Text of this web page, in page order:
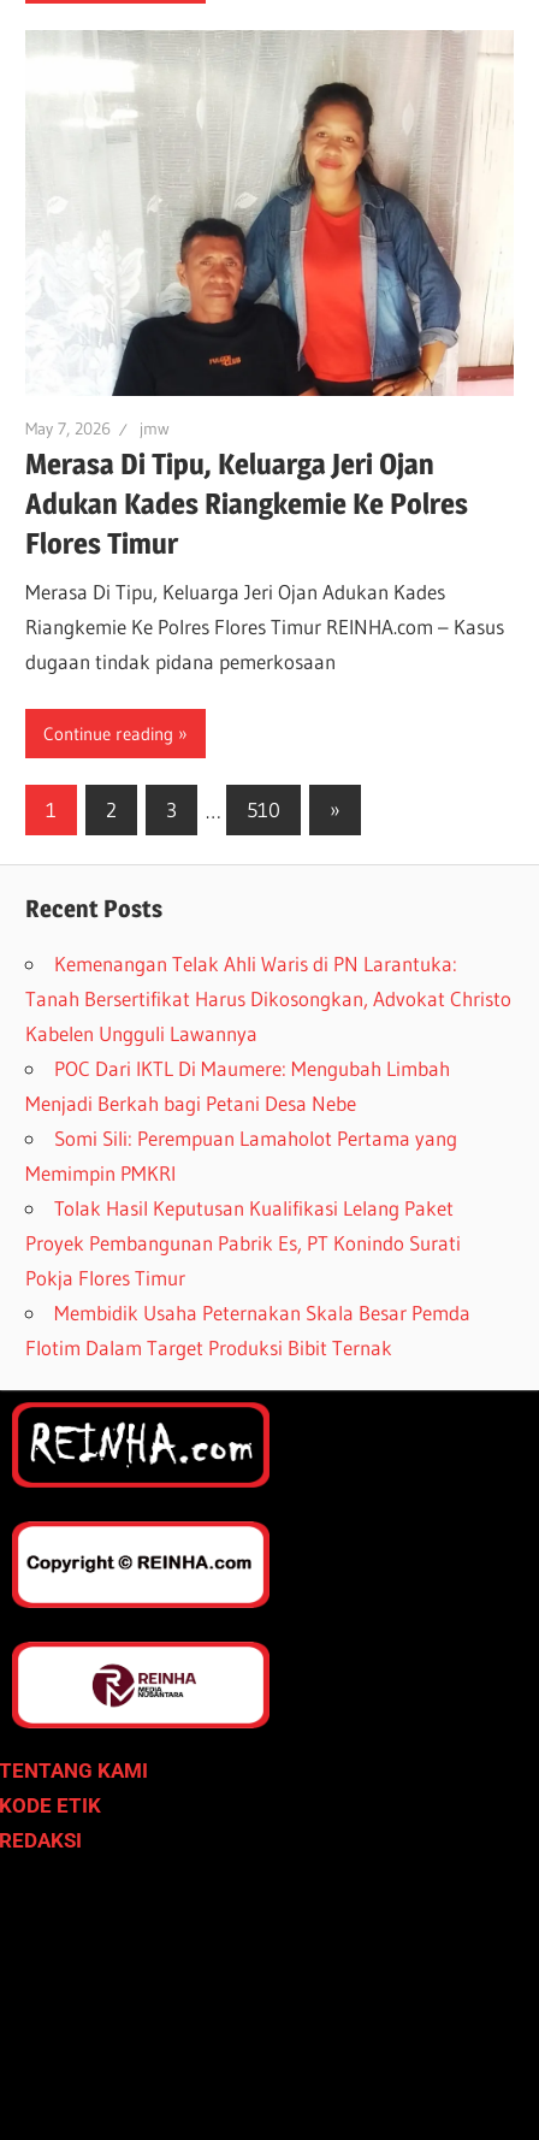
May 7, 2026 jmw
Merasa Di Tipu, Keluarga Jeri Ojan
Adukan Kades Riangkemie Ke Polres
Flores Timur
Merasa Di Tipu, Keluarga Jeri Ojan Adukan Kades
Riangkemie Ke Polres Flores Timur REINHA.com – Kasus
dugaan tindak pidana pemerkosaan
Continue reading
1 2 3 … 510 »
Recent Posts
Kemenangan Telak Ahli Waris di PN Larantuka:
Tanah Bersertifikat Harus Dikosongkan, Advokat Christo
Kabelen Ungguli Lawannya
POC Dari IKTL Di Maumere: Mengubah Limbah
Menjadi Berkah bagi Petani Desa Nebe
Somi Sili: Perempuan Lamaholot Pertama yang
Memimpin PMKRI
Tolak Hasil Keputusan Kualifikasi Lelang Paket
Proyek Pembangunan Pabrik Es, PT Konindo Surati
Pokja Flores Timur
Membidik Usaha Peternakan Skala Besar Pemda
Flotim Dalam Target Produksi Bibit Ternak
TENTANG KAMI
KODE ETIK
REDAKSI